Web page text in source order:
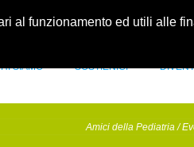
al funzionamento ed utili alle
SIAMO SOSTIENICI
Amici della Pediatria/